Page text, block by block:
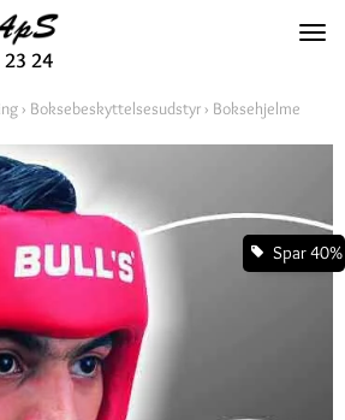
23 24
› Boksebeskyttelsesudstyr› Boksehjelme
Spar 40%